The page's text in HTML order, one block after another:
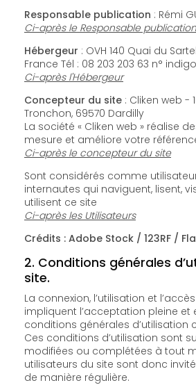
Responsable publication : Rémi
Ci-après le Responsable publication
Hébergeur : OVH 140 Quai du
France Tél : 08 203
Ci-après l'Hébergeur
Concepteur du site : Cliken web -
Tronchon, 69570 Dardilly
La société « Cliken web » réalise
mesure et améliore votre
Ci-après le concepteur du site
Sont considérés comme
internautes qui naviguent, lisent,
utilisent ce site
Ci-après les Utilisateurs
Crédits : Adobe Stock / 123RF /
2. Conditions générales
site.
La connexion, l’utilisation et
impliquent l’acceptation pleine et
conditions générales d’utilisation
Ces conditions d’utilisation sont
modifiées ou complétées à tout
utilisateurs du site sont donc
de manière régulière.